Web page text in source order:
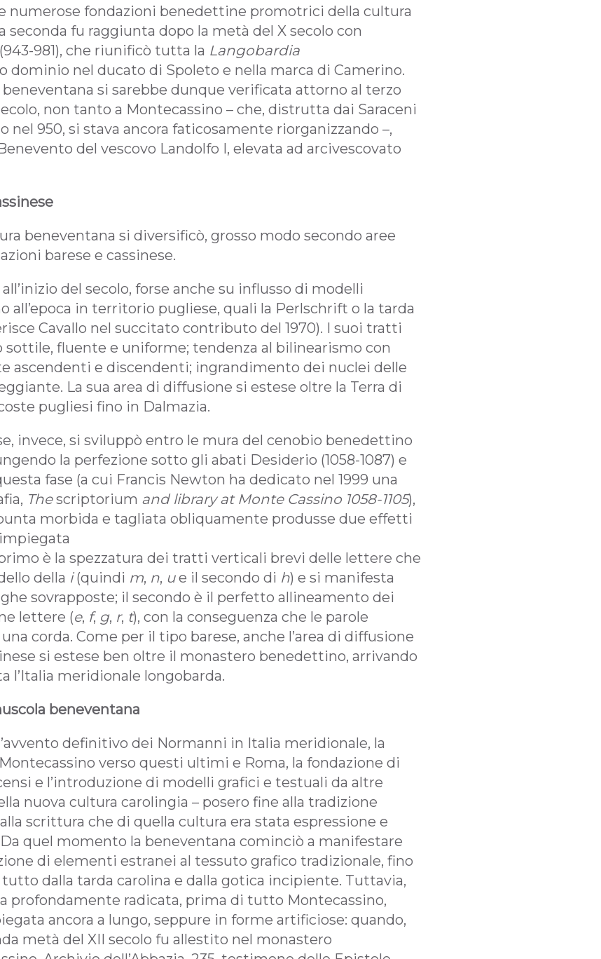
numerose fondazioni benedettine promotrici della cultura
seconda fu raggiunta dopo la metà del X secolo con
981), che riunificò tutta la Langobardia
dominio nel ducato di Spoleto e nella marca di Camerino.
beneventana si sarebbe dunque verificata attorno al terzo
non tanto a Montecassino – che, distrutta dai Saraceni
nel 950, si stava ancora faticosamente riorganizzando –,
del vescovo Landolfo I, elevata ad arcivescovato
beneventana si diversificò, grosso modo secondo aree
barese e cassinese.
del secolo, forse anche su influsso di modelli
all’epoca in territorio pugliese, quali la Perlschrift o la tarda
Cavallo nel succitato contributo del 1970). I suoi tratti
fluente e uniforme; tendenza al bilinearismo con
ascendenti e discendenti; ingrandimento dei nuclei delle
La sua area di diffusione si estese oltre la Terra di
pugliesi fino in Dalmazia.
invece, si sviluppò entro le mura del cenobio benedettino
la perfezione sotto gli abati Desiderio (1058-1087) e
fase (a cui Francis Newton ha dedicato nel 1999 una
Thescriptorium and library at Monte Cassino 1058-1105),
morbida e tagliata obliquamente produsse due effetti
è la spezzatura dei tratti verticali brevi delle lettere che
della i(quindi m, n, ue il secondo di h) e si manifesta
sovrapposte; il secondo è il perfetto allineamento dei
lettere (e, f, g, r, t), con la conseguenza che le parole
corda. Come per il tipo barese, anche l’area di diffusione
si estese ben oltre il monastero benedettino, arrivando
l’Italia meridionale longobarda.
beneventana
definitivo dei Normanni in Italia meridionale, la
verso questi ultimi e Roma, la fondazione di
e l’introduzione di modelli grafici e testuali da altre
nuova cultura carolingia – posero fine alla tradizione
scrittura che di quella cultura era stata espressione e
quel momento la beneventana cominciò a manifestare
di elementi estranei al tessuto grafico tradizionale, fino
dalla tarda carolina e dalla gotica incipiente. Tuttavia,
profondamente radicata, prima di tutto Montecassino,
ancora a lungo, seppure in forme artificiose: quando,
metà del XII secolo fu allestito nel monastero